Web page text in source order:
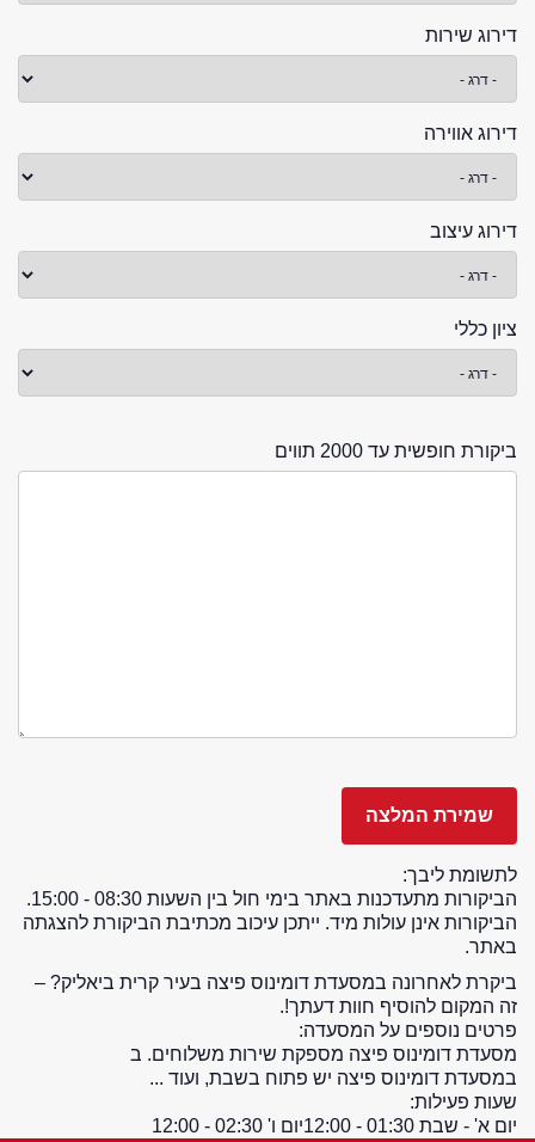
דירוג שירות
דירוג אווירה
דירוג עיצוב
ציון כללי
ביקורת חופשית עד 2000 תווים
לתשומת ליבך:
הביקורות מתעדכנות באתר בימי חול בין השעות 08:30 - 15:00.
הביקורות אינן עולות מיד. ייתכן עיכוב מכתיבת הביקורת להצגתה
באתר.
ביקרת לאחרונה במסעדת דומינוס פיצה בעיר קרית ביאליק? –
זה המקום להוסיף חוות דעתך!.
פרטים נוספים על המסעדה:
מסעדת דומינוס פיצה מספקת שירות משלוחים. ב
במסעדת דומינוס פיצה יש פתוח בשבת, ועוד ...
שעות פעילות:
יום א' - שבת 01:30 - 12:00
יום ו' 02:30 - 12:00